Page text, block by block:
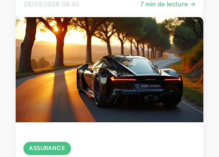
28/04/2026 08:45 7 min de lecture →
ASSURANCE